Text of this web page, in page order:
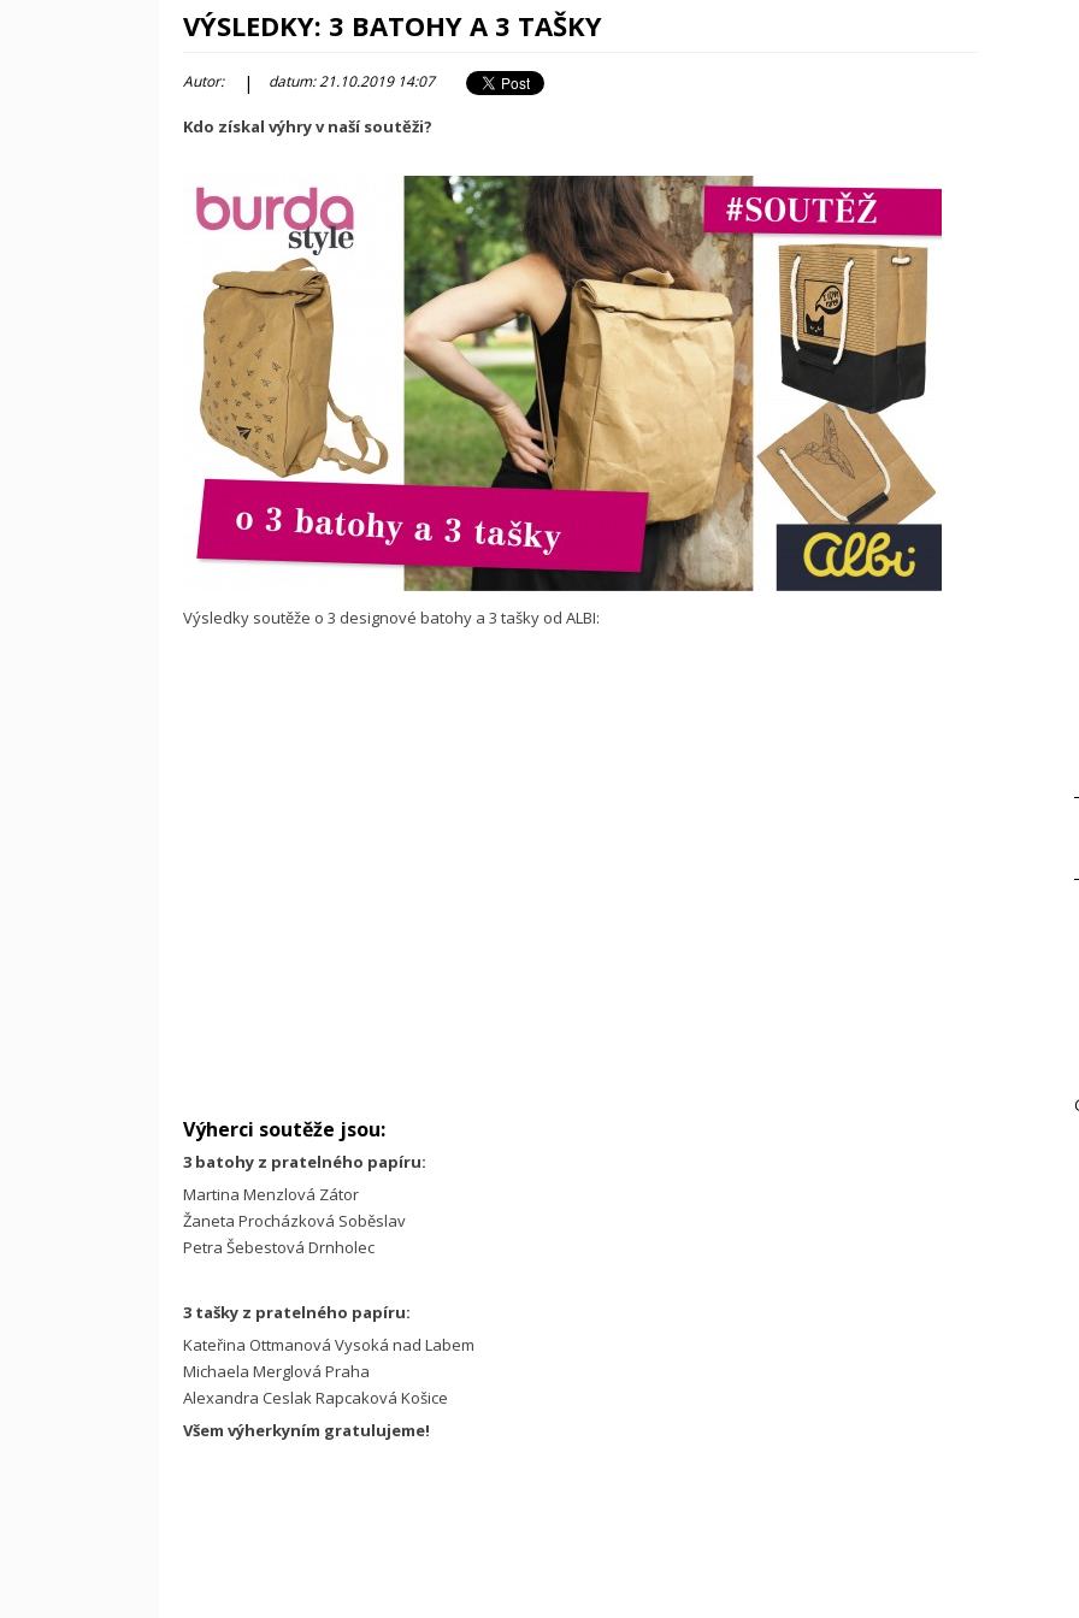
VÝSLEDKY: 3 BATOHY A 3 TAŠKY
Autor: | datum: 21.10.2019 14:07
Kdo získal výhry v naší soutěži?
Výsledky soutěže o 3 designové batohy a 3 tašky od ALBI:
Výherci soutěže jsou:
3 batohy z pratelného papíru:
Martina Menzlová Zátor
Žaneta Procházková Soběslav
Petra Šebestová Drnholec
3 tašky z pratelného papíru:
Kateřina Ottmanová Vysoká nad Labem
Michaela Merglová Praha
Alexandra Ceslak Rapcaková Košice
Všem výherkyním gratulujeme!